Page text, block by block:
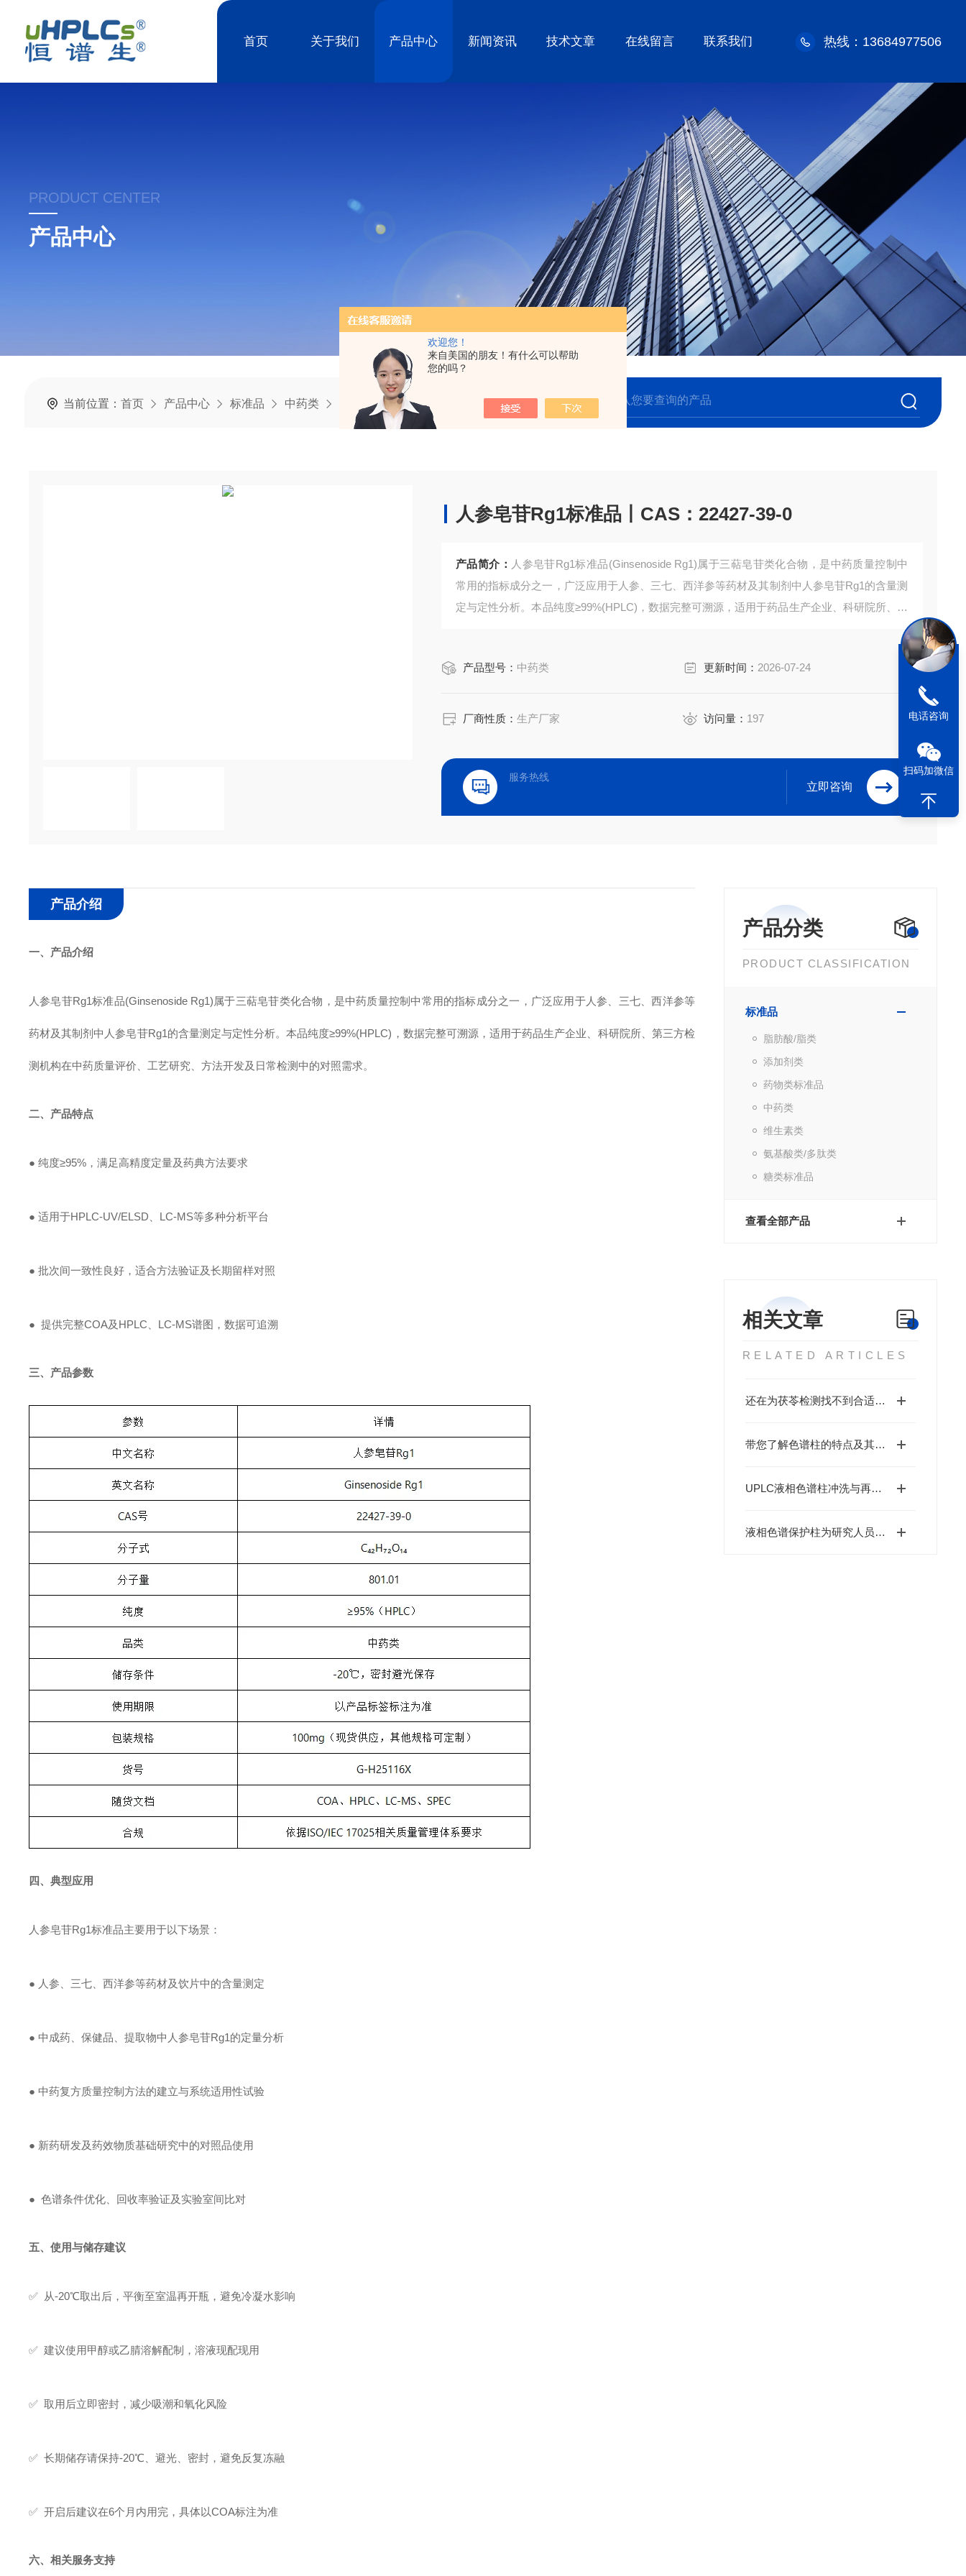
欢迎您！
来自美国的朋友！有什么可以帮助
您的吗？
首页 关于我们 产品中心 新闻资讯 技术文章 在线留言 联系我们 热线：13684977506
PRODUCT CENTER
产品中心
当前位置： 首页 产品中心 标准品 中药类 中药类人参皂苷Rg1标准品丨CAS：22427-39-0
人参皂苷Rg1标准品丨CAS：22427-39-0
产品简介： 人参皂苷Rg1标准品(Ginsenoside Rg1)属于三萜皂苷类化合物，是中药质量控制中
常用的指标成分之一，广泛应用于人参、三七、西洋参等药材及其制剂中人参皂苷Rg1的含量测
定与定性分析。本品纯度≥99%(HPLC)，数据完整可溯源，适用于药品生产企业、科研院所、第
产品型号： 中药类 更新时间： 2026-07-24
厂商性质：生产厂家 访问量： 197
服务热线
立即咨询
产品分类
PRODUCT CLASSIFICATION
标准品
脂肪酸/脂类
添加剂类
药物类标准品
中药类
维生素类
氨基酸类/多肽类
糖类标准品
查看全部产品
相关文章
RELATED ARTICLES
还在为茯苓检测找不到合适的色谱柱发愁？恒谱生这款茯苓色谱柱来帮忙
带您了解色谱柱的特点及其分类
UPLC液相色谱柱冲洗与再生技巧
液相色谱保护柱为研究人员提供更准确的数据
产品介绍
一、产品介绍
人参皂苷Rg1标准品(Ginsenoside Rg1)属于三萜皂苷类化合物，是中药质量控制中常用的指标成分之一，广泛应用于人参、三七、西洋参等
药材及其制剂中人参皂苷Rg1的含量测定与定性分析。本品纯度≥99%(HPLC)，数据完整可溯源，适用于药品生产企业、科研院所、第三方检
测机构在中药质量评价、工艺研究、方法开发及日常检测中的对照需求。
二、产品特点
● 纯度≥95%，满足高精度定量及药典方法要求
● 适用于HPLC-UV/ELSD、LC-MS等多种分析平台
● 批次间一致性良好，适合方法验证及长期留样对照
● 提供完整COA及HPLC、LC-MS谱图，数据可追溯
三、产品参数
四、典型应用
人参皂苷Rg1标准品主要用于以下场景：
● 人参、三七、西洋参等药材及饮片中的含量测定
● 中成药、保健品、提取物中人参皂苷Rg1的定量分析
● 中药复方质量控制方法的建立与系统适用性试验
● 新药研发及药效物质基础研究中的对照品使用
● 色谱条件优化、回收率验证及实验室间比对
五、使用与储存建议
✅ 从-20℃取出后，平衡至室温再开瓶，避免冷凝水影响
✅ 建议使用甲醇或乙腈溶解配制，溶液现配现用
✅ 取用后立即密封，减少吸潮和氧化风险
✅ 长期储存请保持-20℃、避光、密封，避免反复冻融
✅ 开启后建议在6个月内用完，具体以COA标注为准
六、相关服务支持
电话咨询
扫码加微信